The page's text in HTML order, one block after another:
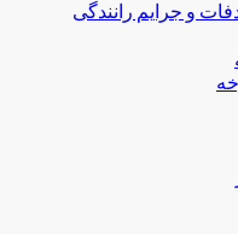
و جرایم رانندگی